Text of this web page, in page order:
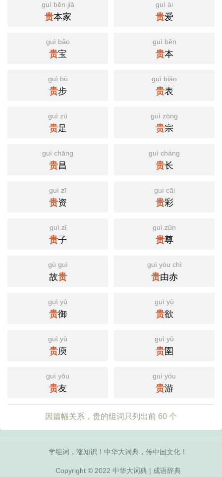
guì běn jiā
贵本家
guì ài
贵爱
guì bǎo
贵宝
guì běn
贵本
guì bù
贵步
guì biǎo
贵表
guì zú
贵足
guì zōng
贵宗
guì chāng
贵昌
guì cháng
贵长
guì zī
贵资
guì cǎi
贵彩
guì zǐ
贵子
guì zūn
贵尊
gù guì
故贵
guì yóu chì
贵由赤
guì yù
贵御
guì yù
贵欲
guì yǔ
贵庾
guì yǔ
贵圉
guì yǒu
贵友
guì yóu
贵游
因篇幅关系，贵的组词只列出前 60 个
学组词，涨知识！中华大词典，传中国文化！
Copyright © 2022 中华大词典| 成语辞典